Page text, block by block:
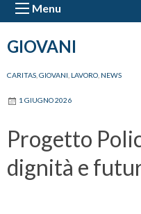
GIOVANI
Menu
CARITAS GIOVANI LAVORO NEWS
1 GIUGNO 2026
Progetto
dignità e